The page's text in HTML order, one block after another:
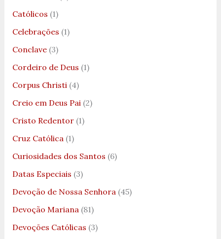
Católicos (1)
Celebrações (1)
Conclave(3)
Cordeiro de Deus (1)
Corpus Christi (4)
Creio em Deus Pai (2)
Cristo Redentor(1)
Cruz Católica (1)
Curiosidades dos Santos (6)
Datas Especiais (3)
Devoção de Nossa Senhora (45)
Devoção Mariana (81)
Devoções Católicas (3)